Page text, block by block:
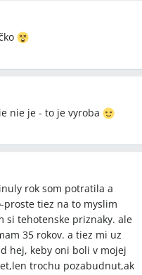
neschopnosť)
nie je - to je vyroba
rok som potratila a
proste tiez na to myslim
si tehotenske priznaky. ale
35 rokov. a tiez mi uz
hej, keby oni boli v mojej
trochu pozabudnut,ak